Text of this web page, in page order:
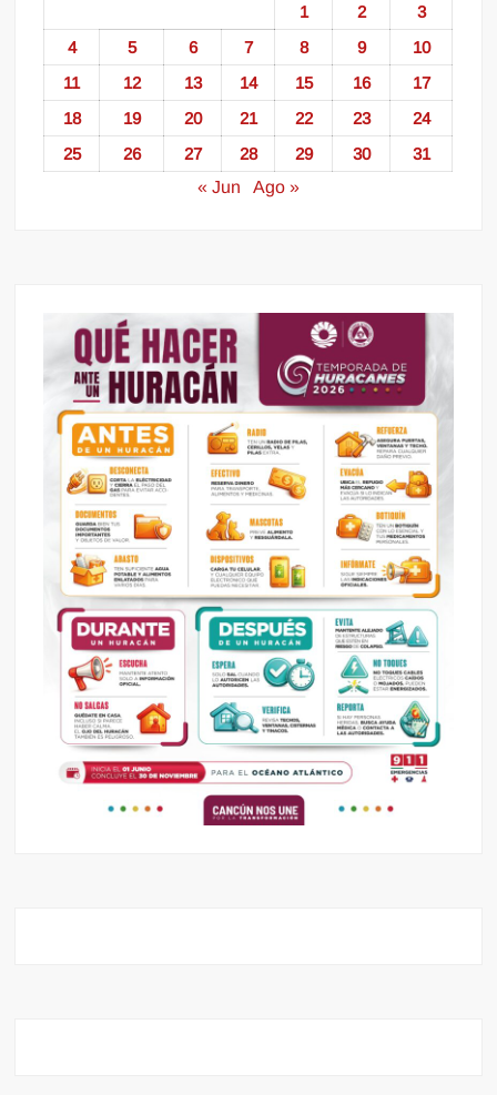
1 2
3
4
5 6 7 8 9
10
11
12 13 14 15 16
17
18
19 20 21 22 23
24
25
26 27 28 29 30
31
« Jun
Ago »